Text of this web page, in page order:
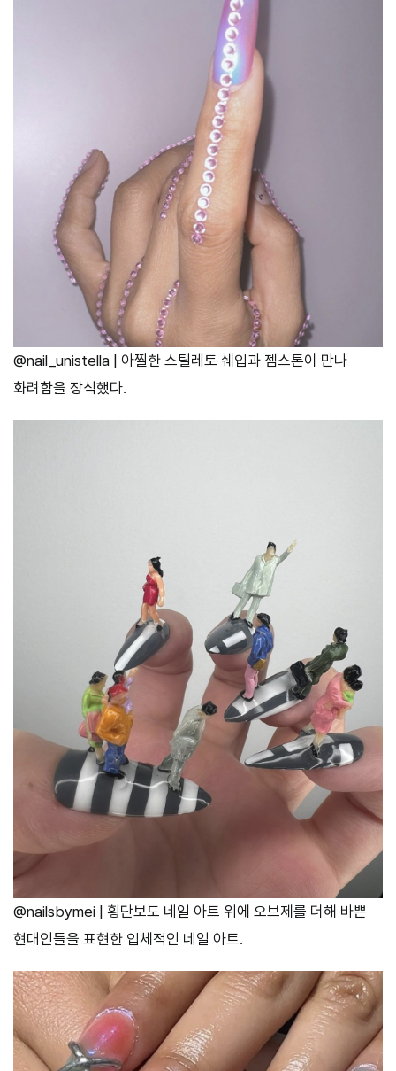
@nail_unistella | 아찔한 스틸레토 쉐입과 젬스톤이 만나
화려함을 장식했다.
@nailsbymei | 횡단보도 네일 아트 위에 오브제를 더해 바쁜
현대인들을 표현한 입체적인 네일 아트.